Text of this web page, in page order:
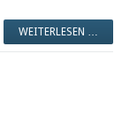
WEITERLESEN …